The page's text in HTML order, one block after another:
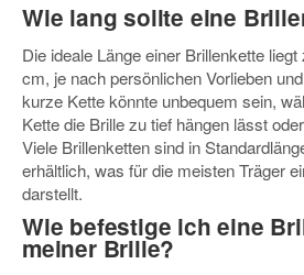
Wie lang sollte eine
Die ideale Länge einer Brillenkette
cm, je nach persönlichen Vorlieben
kurze Kette könnte unbequem sein,
Kette die Brille zu tief hängen lässt
Viele Brillenketten sind in
erhältlich, was für die meisten Träger
darstellt.
Wie befestige ich eine
meiner Brille?